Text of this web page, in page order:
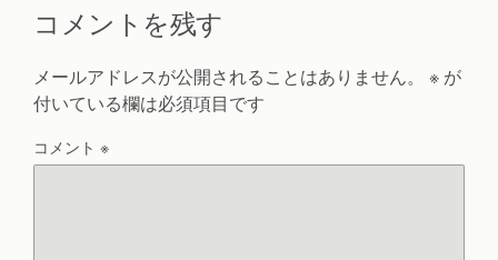
コメントを残す
メールアドレスが公開されることはありません。 ※ が
付いている欄は必須項目です
コメント ※